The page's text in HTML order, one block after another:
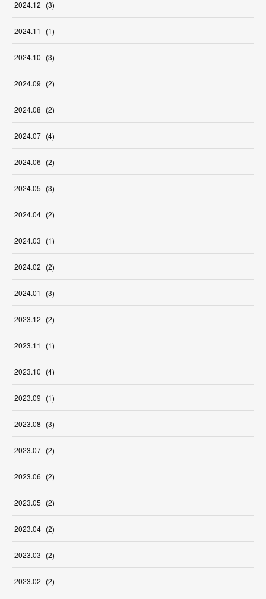
2024.12 (3)
2024.11 (1)
2024.10 (3)
2024.09 (2)
2024.08 (2)
2024.07 (4)
2024.06 (2)
2024.05 (3)
2024.04 (2)
2024.03 (1)
2024.02 (2)
2024.01 (3)
2023.12 (2)
2023.11 (1)
2023.10 (4)
2023.09 (1)
2023.08 (3)
2023.07 (2)
2023.06 (2)
2023.05 (2)
2023.04 (2)
2023.03 (2)
2023.02 (2)